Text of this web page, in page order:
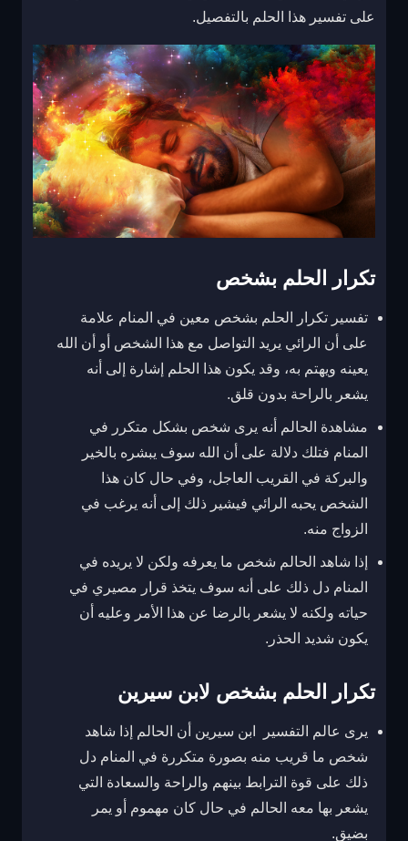
على تفسير هذا الحلم بالتفصيل.
تكرار الحلم بشخص
تفسير تكرار الحلم بشخص معين في المنام علامة
على أن الرائي يريد التواصل مع هذا الشخص أو أن الله
يعينه ويهتم به، وقد يكون هذا الحلم إشارة إلى أنه
يشعر بالراحة بدون قلق.
مشاهدة الحالم أنه يرى شخص بشكل متكرر في
المنام فتلك دلالة على أن الله سوف يبشره بالخير
والبركة في القريب العاجل، وفي حال كان هذا
الشخص يحبه الرائي فيشير ذلك إلى أنه يرغب في
الزواج منه.
إذا شاهد الحالم شخص ما يعرفه ولكن لا يريده في
المنام دل ذلك على أنه سوف يتخذ قرار مصيري في
حياته ولكنه لا يشعر بالرضا عن هذا الأمر وعليه أن
يكون شديد الحذر.
تكرار الحلم بشخص لابن سيرين
يرى عالم التفسير ابن سيرين أن الحالم إذا شاهد
شخص ما قريب منه بصورة متكررة في المنام دل
ذلك على قوة الترابط بينهم والراحة والسعادة التي
يشعر بها معه الحالم في حال كان مهموم أو يمر
بضيق.